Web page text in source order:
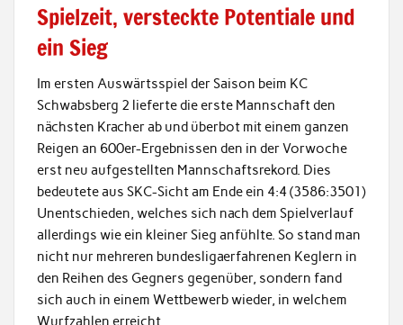
Spielzeit, versteckte Potentiale und
ein Sieg
Im ersten Auswärtsspiel der Saison beim KC
Schwabsberg 2 lieferte die erste Mannschaft den
nächsten Kracher ab und überbot mit einem ganzen
Reigen an 600er-Ergebnissen den in der Vorwoche
erst neu aufgestellten Mannschaftsrekord. Dies
bedeutete aus SKC-Sicht am Ende ein 4:4 (3586:3501)
Unentschieden, welches sich nach dem Spielverlauf
allerdings wie ein kleiner Sieg anfühlte. So stand man
nicht nur mehreren bundesligaerfahrenen Keglern in
den Reihen des Gegners gegenüber, sondern fand
sich auch in einem Wettbewerb wieder, in welchem